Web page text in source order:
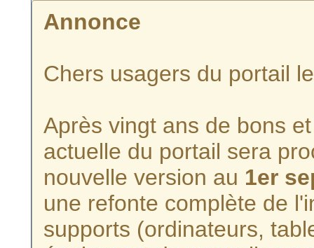
Annonce
Chers usagers du portail
Après vingt ans de bons
actuelle du portail sera
nouvelle version au 1er
une refonte complète de
supports (ordinateurs,